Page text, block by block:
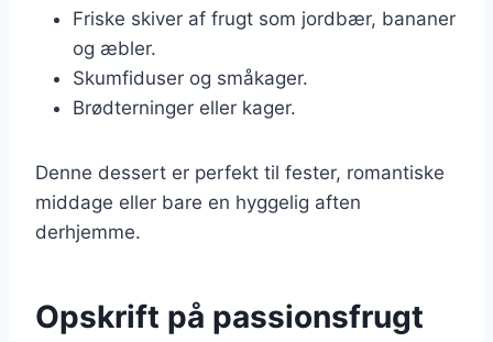
Friske skiver af frugt som jordbær, bananer
og æbler.
Skumfiduser og småkager.
Brødterninger eller kager.
Denne dessert er perfekt til fester, romantiske
middage eller bare en hyggelig aften
derhjemme.
Opskrift på passionsfrugt